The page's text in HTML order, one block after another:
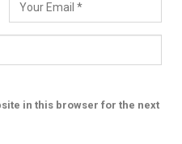
in this browser for the next